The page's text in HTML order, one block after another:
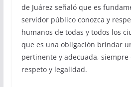
de Juárez señaló que es
servidor público conozca y
humanos de todas y todos los
que es una obligación brindar
pertinente y adecuada, siempre
respeto y legalidad.